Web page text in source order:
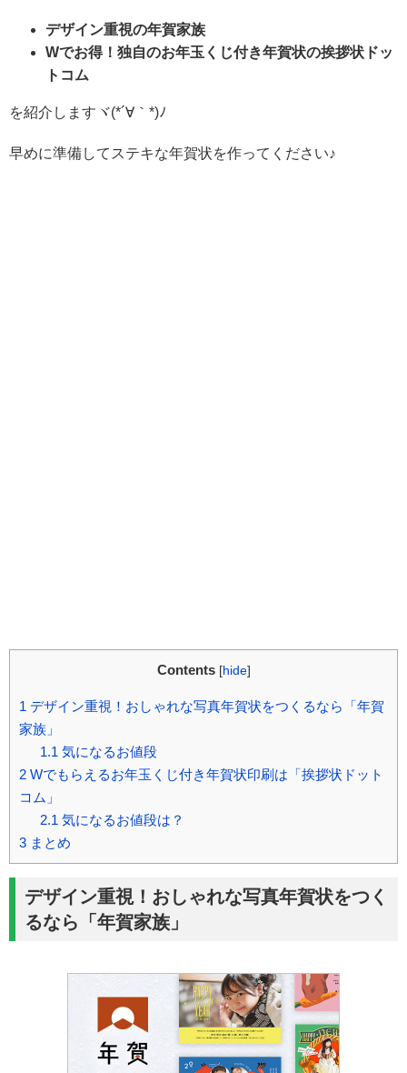
デザイン重視の年賀家族
Wでお得！独自のお年玉くじ付き年賀状の挨拶状ドッ
トコム
を紹介しますヾ(*´∀｀*)ﾉ
早めに準備してステキな年賀状を作ってください♪
Contents [hide]
1 デザイン重視！おしゃれな写真年賀状をつくるなら「年賀
家族」
1.1 気になるお値段
2 Wでもらえるお年玉くじ付き年賀状印刷は「挨拶状ドット
コム」
2.1 気になるお値段は？
3 まとめ
デザイン重視！おしゃれな写真年賀状をつく
るなら「年賀家族」